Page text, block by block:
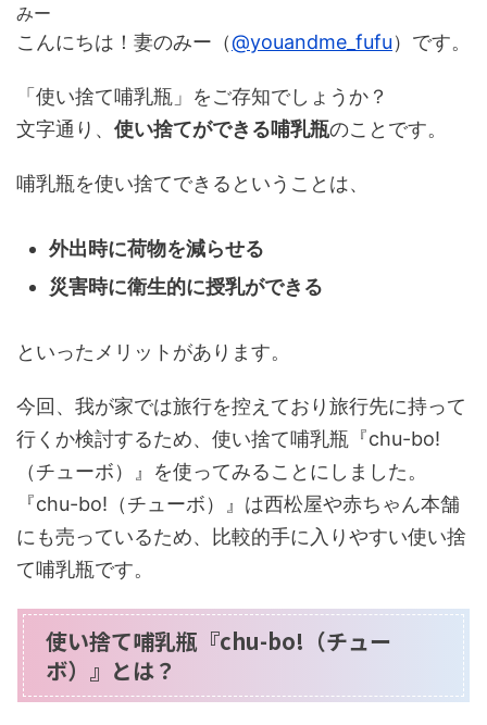
みー
こんにちは！妻のみー（@youandme_fufu）です。
「使い捨て哺乳瓶」をご存知でしょうか？
文字通り、 使い捨てができる哺乳瓶のことです。
哺乳瓶を使い捨てできるということは、
外出時に荷物を減らせる
災害時に衛生的に授乳ができる
といったメリットがあります。
今回、我が家では旅行を控えており旅行先に持って
行くか検討するため、使い捨て哺乳瓶『chu-bo!
（チューボ）』を使ってみることにしました。
『chu-bo!（チューボ）』は西松屋や赤ちゃん本舗
にも売っているため、比較的手に入りやすい使い捨
て哺乳瓶です。
使い捨て哺乳瓶『chu-bo!（チュー
ボ）』とは？